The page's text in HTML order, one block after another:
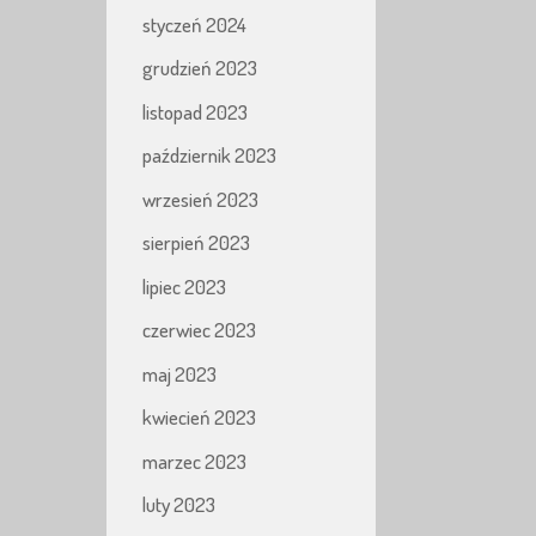
styczeń 2024
grudzień 2023
listopad 2023
październik 2023
wrzesień 2023
sierpień 2023
lipiec 2023
czerwiec 2023
maj 2023
kwiecień 2023
marzec 2023
luty 2023